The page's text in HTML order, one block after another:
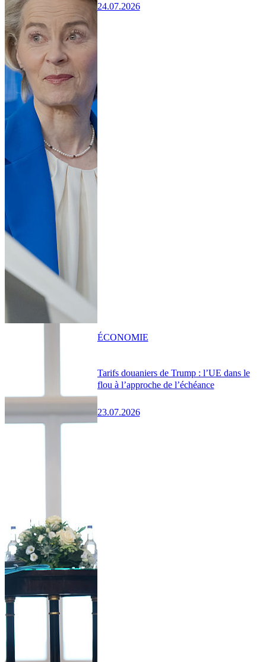
24.07.2026
Tarifs douaniers de Trump : l’UE dans le
flou à l’approche de l’échéance
23.07.2026
ÉCONOMIE